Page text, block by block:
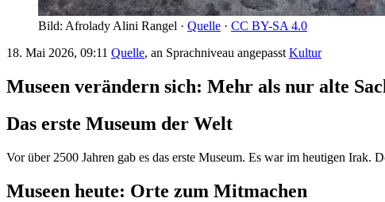
Bild: Afrolady Alini Rangel · Quelle · CC BY-SA 4.0
18. Mai 2026, 09:11 Quelle, an Sprachniveau angepasst Kultur
Museen verändern sich: Mehr als nur alte
Das erste Museum der Welt
Vor über 2500 Jahren gab es das erste Museum. Es war im heutigen Irak.
Museen heute: Orte zum Mitmachen